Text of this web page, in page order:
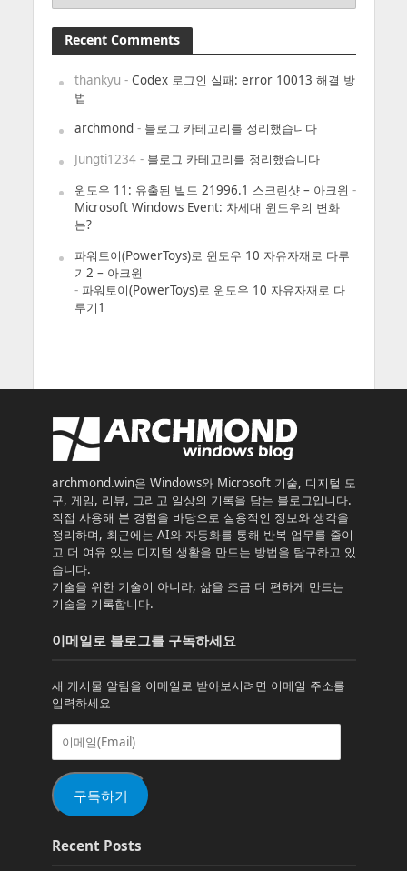
Recent Comments
thankyu - Codex 로그인 실패: error 10013 해결 방
법
archmond- 블로그 카테고리를 정리했습니다
Jungti1234- 블로그 카테고리를 정리했습니다
윈도우 11: 유출된 빌드 21996.1 스크린샷 – 아크윈 -
Microsoft Windows Event: 차세대 윈도우의 변화
는?
파워토이(PowerToys)로 윈도우 10 자유자재로 다루
기2 – 아크윈
- 파워토이(PowerToys)로 윈도우 10 자유자재로 다
루기1
archmond.win은 Windows와 Microsoft 기술, 디지털 도
구, 게임, 리뷰, 그리고 일상의 기록을 담는 블로그입니다.
직접 사용해 본 경험을 바탕으로 실용적인 정보와 생각을
정리하며, 최근에는 AI와 자동화를 통해 반복 업무를 줄이
고 더 여유 있는 디지털 생활을 만드는 방법을 탐구하고 있
습니다.
기술을 위한 기술이 아니라, 삶을 조금 더 편하게 만드는
기술을 기록합니다.
이메일로 블로그를 구독하세요
새 게시물 알림을 이메일로 받아보시려면 이메일 주소를
입력하세요
이
일
(Email)
구독하기
Recent Posts